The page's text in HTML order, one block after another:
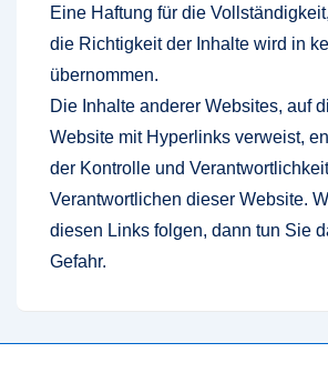
Eine Haftung für die
die Richtigkeit der Inhalte wird in
übernommen.
Die Inhalte anderer Websites, auf
Website mit Hyperlinks verweist,
der Kontrolle und
Verantwortlichen dieser Website.
diesen Links folgen, dann tun Sie
Gefahr.